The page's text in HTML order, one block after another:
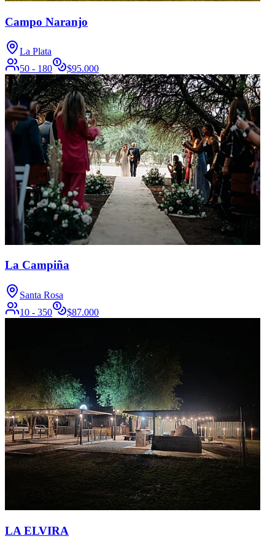
Campo Naranjo
La Plata
50 - 180
$95.000
La Campiña
Santa Rosa
10 - 350
$87.000
LA ELVIRA